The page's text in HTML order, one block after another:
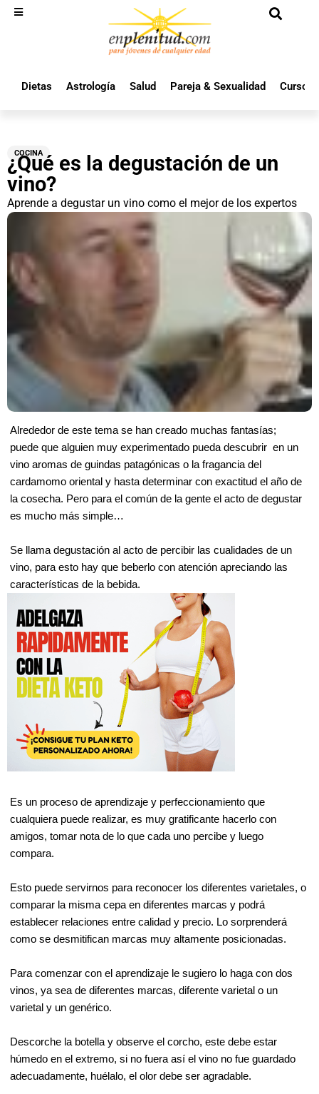
Dietas Astrología Salud Pareja & Sexualidad Cursos
COCINA
¿Qué es la degustación de un
vino?
Aprende a degustar un vino como el mejor de los expertos
Alrededor de este tema se han creado muchas fantasías;
puede que alguien muy experimentado pueda descubrir en un
vino aromas de guindas patagónicas o la fragancia del
cardamomo oriental y hasta determinar con exactitud el año de
la cosecha. Pero para el común de la gente el acto de degustar
es mucho más simple…
Se llama degustación al acto de percibir las cualidades de un
vino, para esto hay que beberlo con atención apreciando las
características de la bebida.
Es un proceso de aprendizaje y perfeccionamiento que
cualquiera puede realizar, es muy gratificante hacerlo con
amigos, tomar nota de lo que cada uno percibe y luego
compara.
Esto puede servirnos para reconocer los diferentes varietales, o
comparar la misma cepa en diferentes marcas y podrá
establecer relaciones entre calidad y precio. Lo sorprenderá
como se desmitifican marcas muy altamente posicionadas.
Para comenzar con el aprendizaje le sugiero lo haga con dos
vinos, ya sea de diferentes marcas, diferente varietal o un
varietal y un genérico.
Descorche la botella y observe el corcho, este debe estar
húmedo en el extremo, si no fuera así el vino no fue guardado
adecuadamente, huélalo, el olor debe ser agradable.